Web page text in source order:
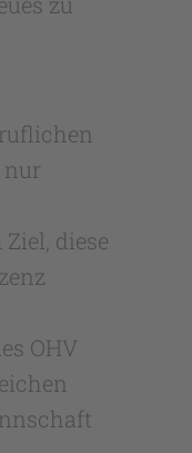
nur
diese
OHV